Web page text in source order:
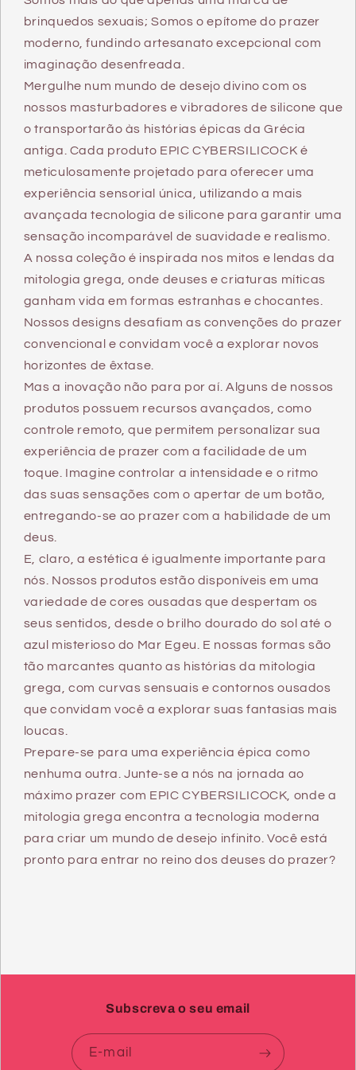
brinquedos sexuais; Somos o epítome do prazer
moderno, fundindo artesanato excepcional com
imaginação desenfreada.
Mergulhe num mundo de desejo divino com os
nossos masturbadores e vibradores de silicone que
o transportarão às histórias épicas da Grécia
antiga. Cada produto EPIC CYBERSILICOCK é
meticulosamente projetado para oferecer uma
experiência sensorial única, utilizando a mais
avançada tecnologia de silicone para garantir uma
sensação incomparável de suavidade e realismo.
A nossa coleção é inspirada nos mitos e lendas da
mitologia grega, onde deuses e criaturas míticas
ganham vida em formas estranhas e chocantes.
Nossos designs desafiam as convenções do prazer
convencional e convidam você a explorar novos
horizontes de êxtase.
Mas a inovação não para por aí. Alguns de nossos
produtos possuem recursos avançados, como
controle remoto, que permitem personalizar sua
experiência de prazer com a facilidade de um
toque. Imagine controlar a intensidade e o ritmo
das suas sensações com o apertar de um botão,
entregando-se ao prazer com a habilidade de um
deus.
E, claro, a estética é igualmente importante para
nós. Nossos produtos estão disponíveis em uma
variedade de cores ousadas que despertam os
seus sentidos, desde o brilho dourado do sol até o
azul misterioso do Mar Egeu. E nossas formas são
tão marcantes quanto as histórias da mitologia
grega, com curvas sensuais e contornos ousados
que convidam você a explorar suas fantasias mais
loucas.
Prepare-se para uma experiência épica como
nenhuma outra. Junte-se a nós na jornada ao
máximo prazer com EPIC CYBERSILICOCK, onde a
mitologia grega encontra a tecnologia moderna
para criar um mundo de desejo infinito. Você está
pronto para entrar no reino dos deuses do prazer?
Subscreva o seu email
E-mail